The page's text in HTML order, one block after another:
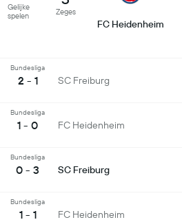
Gelijke
spelen
Zeges
FC Heidenheim
Bundesliga
2 - 1 SC Freiburg
Bundesliga
1 - 0 FC Heidenheim
Bundesliga
0 - 3 SC Freiburg
Bundesliga
1 - 1 FC Heidenheim